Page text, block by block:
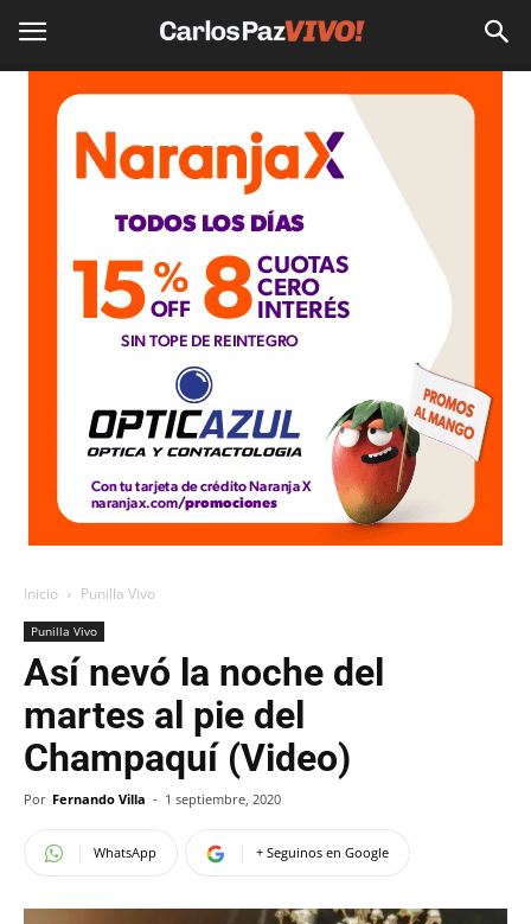
Inicio Punilla Vivo
Punilla Vivo
Así nevó la noche del
martes al pie del
Champaquí (Video)
Por Fernando Villa - 1 septiembre, 2020
WhatsApp + Seguinos en Google